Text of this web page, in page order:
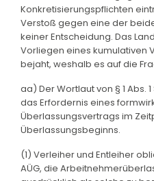
Konkretisierungspflichten
Verstoß gegen eine der
keiner Entscheidung. Das
Vorliegen eines kumulativen
bejaht, weshalb es auf die
aa) Der Wortlaut von § 1 Abs.
das Erfordernis eines
Überlassungsvertrags im
Überlassungsbeginns.
(1) Verleiher und Entleiher
AÜG, die